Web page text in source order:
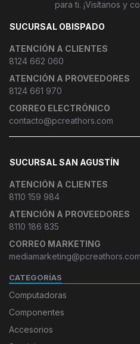
para ti. ¡Visítanos y
SUCURSAL OBISPADO
ATENCIÓN A CLIENTES
8124 662 060
ATENCIÓN A PROVEEDORES
8124 661 970
CORREO ELECTRÓNICO
contacto@pcreathors.com
SUCURSAL SAN AGUSTÍN
ATENCIÓN A CLIENTES
8110 159 984
ATENCIÓN A PROVEEDORES
8110 186 835
CORREO MARKETING
mediamarketing@pcreathors.com
CATEGORÍAS
Computadoras
Componentes
Accesorios